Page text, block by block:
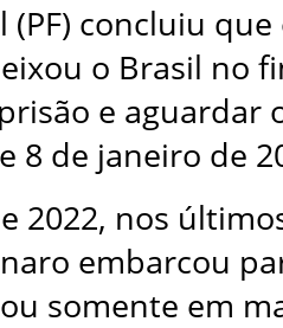
(PF) concluiu
o Brasil no
e aguardar
8 de janeiro de
2022, nos
embarcou
somente em